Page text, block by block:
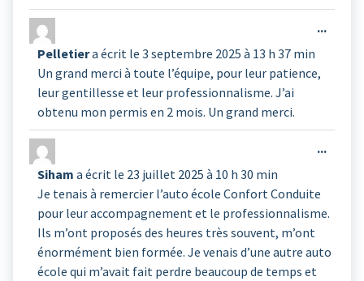
Pelletiera écrit le 3 septembre 2025 à 13 h 37 min
Un grand merci à toute l’équipe, pour leur patience,
leur gentillesse et leur professionnalisme. J’ai
obtenu mon permis en 2 mois. Un grand merci.
...
Siham a écrit le 23 juillet 2025 à 10 h 30 min
Je tenais à remercier l’auto école Confort Conduite
pour leur accompagnement et le professionnalisme.
Ils m’ont proposés des heures très souvent, m’ont
énormément bien formée. Je venais d’une autre auto
école qui m’avait fait perdre beaucoup de temps et
...